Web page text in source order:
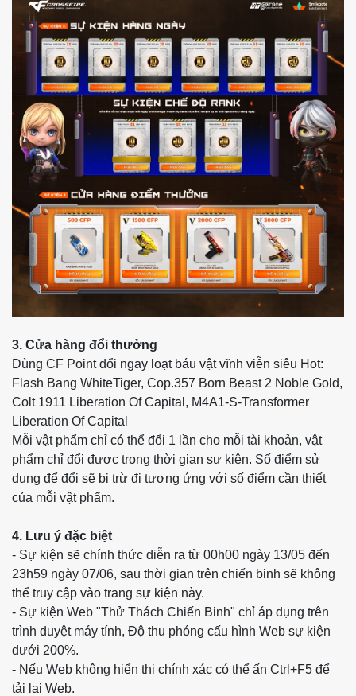
3. Cửa hàng đổi thưởng
Dùng CF Point đổi ngay loạt báu vật vĩnh viễn siêu Hot:
Flash Bang WhiteTiger, Cop.357 Born Beast 2 Noble Gold,
Colt 1911 Liberation Of Capital, M4A1-S-Transformer
Liberation Of Capital
Mỗi vật phẩm chỉ có thể đổi 1 lần cho mỗi tài khoản, vật
phẩm chỉ đổi được trong thời gian sự kiện. Số điểm sử
dụng để đổi sẽ bị trừ đi tương ứng với số điểm cần thiết
của mỗi vật phẩm.
4. Lưu ý đặc biệt
- Sự kiện sẽ chính thức diễn ra từ 00h00 ngày 13/05 đến
23h59 ngày 07/06, sau thời gian trên chiến binh sẽ không
thể truy cập vào trang sự kiện này.
- Sự kiện Web "Thử Thách Chiến Binh" chỉ áp dụng trên
trình duyệt máy tính, Độ thu phóng cấu hình Web sự kiện
dưới 200%.
- Nếu Web không hiển thị chính xác có thể ấn Ctrl+F5 để
tải lại Web.